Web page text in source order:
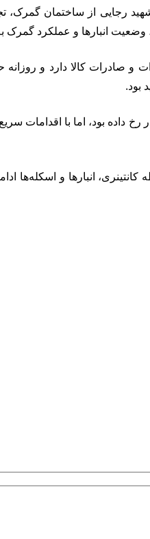
در بندر شهید رجایی از
وضعیت انبارها و عملکرد گمرک
صادرات کالا دارد و
بود.
داده بود، اما با اقدامات
انبارها و اسکله‌ها